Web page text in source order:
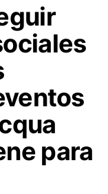
para